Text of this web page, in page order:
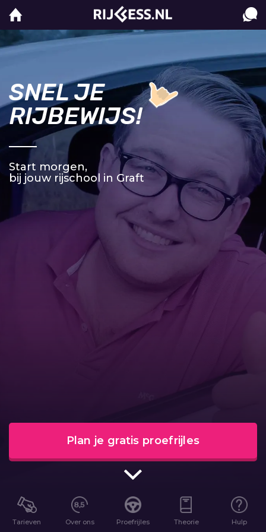
SNEL JE
RIJBEWIJS!
Start morgen,
bij jouw rijschool in Graft
Plan je gratis proefrijles
Tarieven Over ons Proefrijles Theorie Hulp